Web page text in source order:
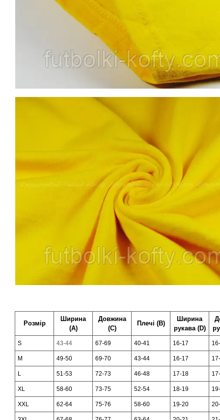
Розмір
Ширина
(А)
Довжина
(С)
Плечі (В)
Ширина
рукава (D)
S 43-44 67-69 40-41 16-17
M 49-50 69-70 43-44 16-17
L 51-53 72-73 46-48 17-18
XL 58-60 73-75 52-54 18-19
XXL 62-64 75-76 58-60 19-20